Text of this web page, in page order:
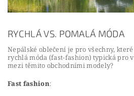
RYCHLÁ VS. POMALÁ MÓDA
Nepálské oblečení je pro všechny,
rychlá móda (fast-fashion) typická pro
mezi těmito obchodními modely?
Fast fashion: